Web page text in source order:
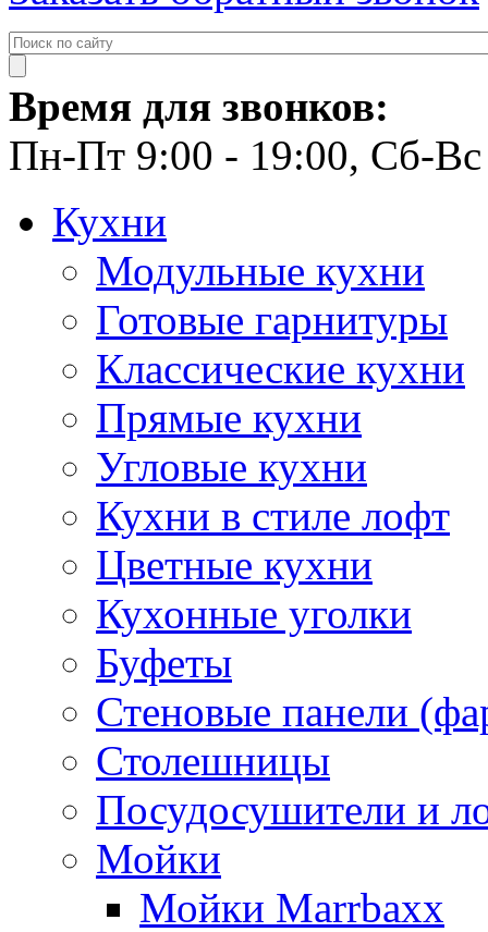
Время для звонков:
Пн-Пт 9:00 - 19:00, Сб-Вс
Кухни
Модульные кухни
Готовые гарнитуры
Классические кухни
Прямые кухни
Угловые кухни
Кухни в стиле лофт
Цветные кухни
Кухонные уголки
Буфеты
Стеновые панели
Столешницы
Посудосушители и
Мойки
Мойки Marrbaxx